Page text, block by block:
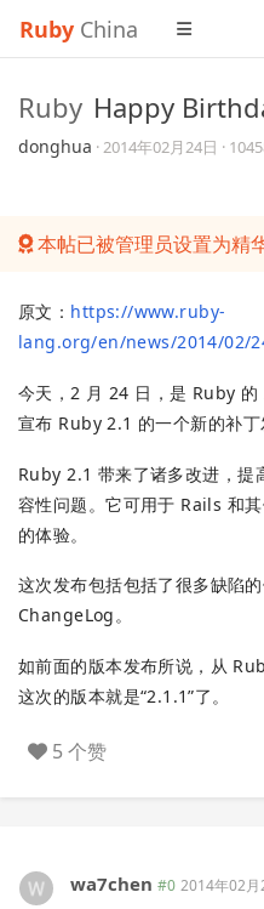
Ruby China
Ruby Happy
donghua ·2014年02月24日 ·
本帖已被管理员设置为精
原文： https://www.ruby-
lang.org/en/news/2014/02/
今天，2 月 24 日，是 Ruby
宣布 Ruby 2.1 的一个新的补
Ruby 2.1 带来了诸多改进，提
容性问题。它可用于 Rails 和
的体验。
这次发布包括包括了很多缺陷
ChangeLog。
如前面的版本发布所说，从
这次的版本就是“2.1.1”了。
5 个赞
wa7chen #0 2014年02月